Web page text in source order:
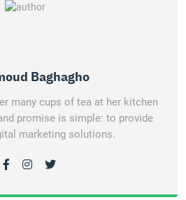
Baghagho
many cups of tea at her kitchen
promise is simple: to provide
marketing solutions.